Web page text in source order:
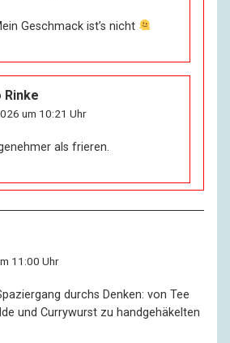
Geschmack ist’s nicht
Rinke
um 10:21 Uhr
als frieren.
11:00 Uhr
durchs Denken: von Tee
und Currywurst zu handgehäkelten